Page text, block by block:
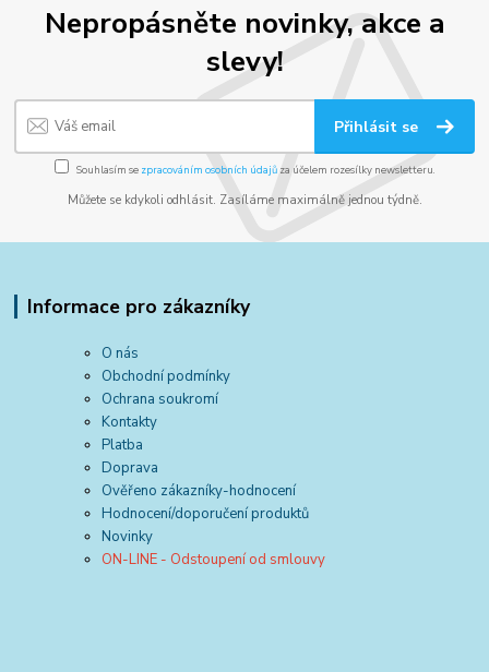
Nepropásněte novinky, akce a
slevy!
Přihlásit se
Souhlasím se zpracováním osobních údajůza účelem rozesílky newsletteru.
Můžete se kdykoli odhlásit. Zasíláme maximálně jednou týdně.
Informace pro zákazníky
O nás
Obchodní podmínky
Ochrana soukromí
Kontakty
Platba
Doprava
Ověřeno zákazníky-hodnocení
Hodnocení/doporučení produktů
Novinky
ON-LINE - Odstoupení od smlouvy